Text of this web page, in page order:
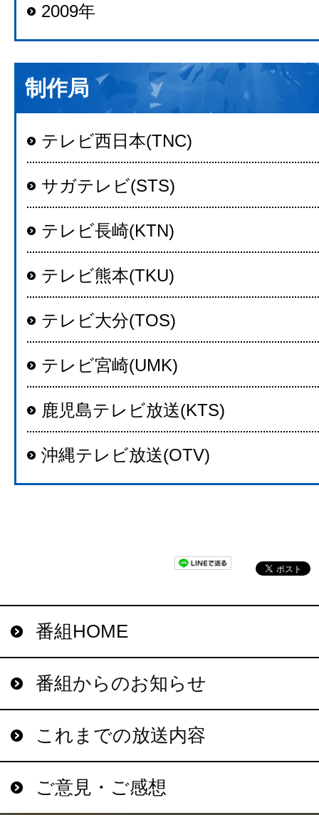
2009年
制作局
テレビ西日本(TNC)
サガテレビ(STS)
テレビ長崎(KTN)
テレビ熊本(TKU)
テレビ大分(TOS)
テレビ宮崎(UMK)
鹿児島テレビ放送(KTS)
沖縄テレビ放送(OTV)
番組HOME
番組からのお知らせ
これまでの放送内容
ご意見・ご感想